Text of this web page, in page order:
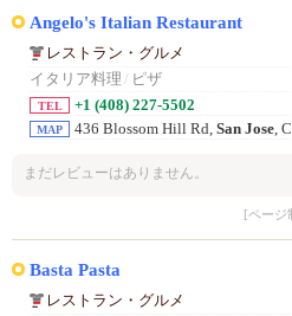
Angelo's Italian Restaurant
レストラン・グルメ
イタリア料理 / ピザ
TEL +1 (408) 227-5502
MAP 436 Blossom Hill Rd, San Jose,
まだレビューはありません。
[ページ
Basta Pasta
レストラン・グルメ